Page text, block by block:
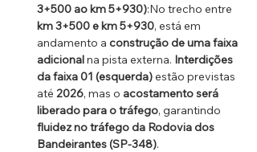
3+500 ao km 5+930):No trecho entre
km 3+500 e km 5+930, está em
andamento a construção de uma faixa
adicional na pista externa. Interdições
da faixa 01 (esquerda) estão previstas
até 2026, mas o acostamento será
liberado para o tráfego, garantindo
fluidez no tráfego da Rodovia dos
Bandeirantes (SP-348).